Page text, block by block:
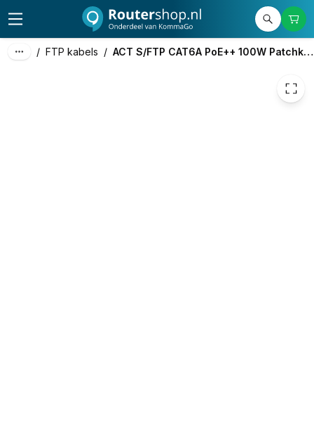
/ FTP kabels / ACT S/FTP CAT6A PoE++ 100W Patchkabel
€ 12,79